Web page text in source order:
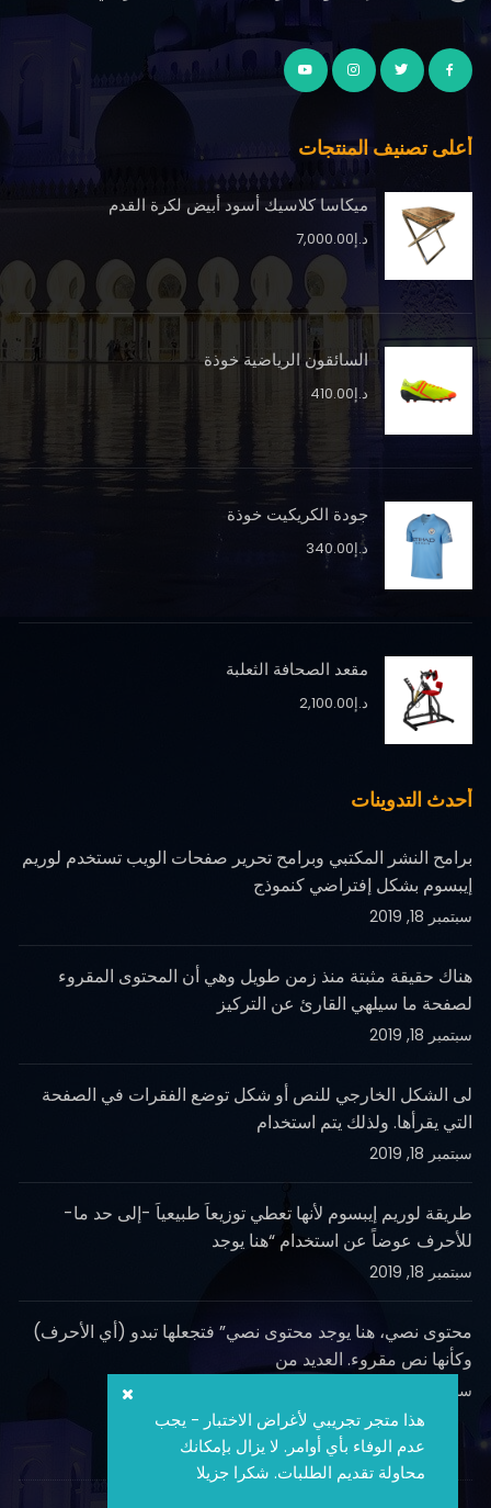
أعلى تصنيف المنتجات
ميكاسا كلاسيك أسود أبيض لكرة القدم
د.إ7,000.00
السائقون الرياضية خوذة
د.إ410.00
جودة الكريكيت خوذة
د.إ340.00
مقعد الصحافة الثعلبة
د.إ2,100.00
أحدث التدوينات
برامح النشر المكتبي وبرامح تحرير صفحات الويب تستخدم لوريم
إيبسوم بشكل إفتراضي كنموذج
سبتمبر 18, 2019
هناك حقيقة مثبتة منذ زمن طويل وهي أن المحتوى المقروء
لصفحة ما سيلهي القارئ عن التركيز
سبتمبر 18, 2019
لى الشكل الخارجي للنص أو شكل توضع الفقرات في الصفحة
التي يقرأها. ولذلك يتم استخدام
سبتمبر 18, 2019
طريقة لوريم إيبسوم لأنها تعطي توزيعاَ طبيعياَ -إلى حد ما-
للأحرف عوضاً عن استخدام “هنا يوجد
سبتمبر 18, 2019
محتوى نصي، هنا يوجد محتوى نصي” فتجعلها تبدو (أي الأحرف)
وكأنها نص مقروء. العديد من
سبتمبر 18, 2019
هذا متجر تجريبي لأغراض الاختبار - يجب
عدم الوفاء بأي أوامر. لا يزال بإمكانك
محاولة تقديم الطلبات. شكرا جزيلا